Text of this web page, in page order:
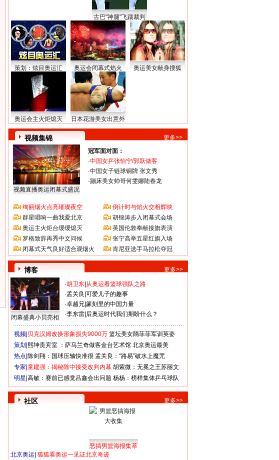
古巴"神腿"飞踹裁判
策划：炫目奥运汇 奥运会闭幕式焰火 奥运美女献身搜狐
奥运会主火炬熄灭 日本花游美女出意外
视频集锦 更多>>
视频直播奥运闭幕式盛况
冠军面对面：
·中国女乒张怡宁/郭跃做客
·中国女子链球铜牌 张文秀
·蹦床美女帅哥何雯娜陆春龙
绚丽烟火点亮璀璨夜空
群星唱响一曲我爱北京
奥运主火炬台缓缓熄灭
罗格致辞再秀中文问候
闭幕式天气良好适合观烟火
倒计时与焰火交相辉映
胡锦涛步入闭幕式会场
英国伦敦奉献接旗表演
张宁高举五星红旗入场
肯尼亚选手马拉松夺冠
博客 更多>>
闭幕盛典小贝亮相
·胡卫东 从奥运看篮球强队之路
·孟关良 可爱儿子的趣事
·卓越兄 篆刻里的中国力量
·李东雷 后奥运时代我们期盼什么？
视频| 贝克汉姆改换形象损失9000万 篮坛美女隋菲菲军训英姿
策划| 熙坤贵宾室 ：萨马兰奇做客金台艺术馆 北京奥运最美
热点| 陈剑翔：国球压轴快准很 孟关良：“路易”破水上魔咒
专家| 童建强：揭秘陈中接受改判内幕 胡紫微：无冕之王苏丽文
明星| 高敏：赛前已感觉吕鑫会出问题 杨杨：榜样集体乒乓球队
社区 更多>>
恶搞男篮海报集萃
北京奥运 狐狐看奥运—见证北京奇迹